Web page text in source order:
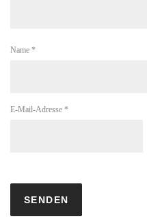
Name *
E-Mail-Adresse *